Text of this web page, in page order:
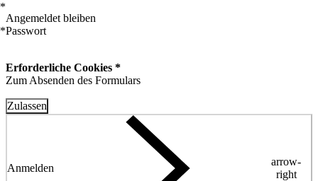
*
Angemeldet bleiben
*Passwort
Erforderliche Cookies *
Zum Absenden des Formulars
Zulassen
Anmelden
arrow-
right